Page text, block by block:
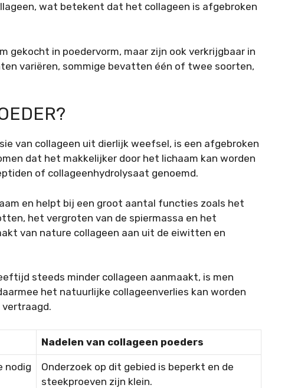
wat betekent dat het collageen is afgebroken
gekocht in poedervorm, maar zijn ook verkrijgbaar in
variëren, sommige bevatten één of twee soorten,
van collageen uit dierlijk weefsel, is een afgebroken
dat het makkelijker door het lichaam kan worden
of collageenhydrolysaat genoemd.
en helpt bij een groot aantal functies zoals het
het vergroten van de spiermassa en het
van nature collageen aan uit de eiwitten en
steeds minder collageen aanmaakt, is men
het natuurlijke collageenverlies kan worden
Nadelen van collageen poeders
nodig
Onderzoek op dit gebied is beperkt en de
steekproeven zijn klein.